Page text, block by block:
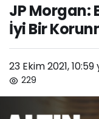
JP Morgan:
İyi Bir
23 Ekim 2021, 10:59
229